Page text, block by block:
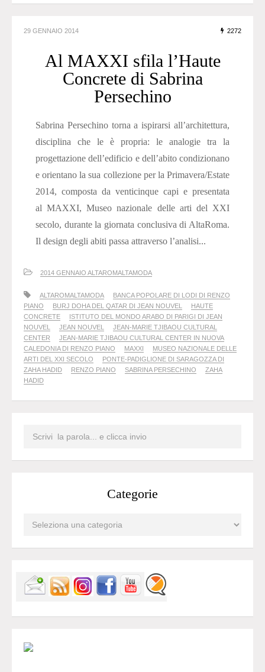
29 GENNAIO 2014 2272
Al MAXXI sfila l’Haute
Concrete di Sabrina
Persechino
Sabrina Persechino torna a ispirarsi all’architettura,
disciplina che le è propria: le analogie tra la
progettazione dell’edificio e dell’abito condizionano
e orientano la sua collezione per la Primavera/Estate
2014, composta da venticinque capi e presentata
al MAXXI, Museo nazionale delle arti del XXI
secolo, durante la giornata conclusiva di AltaRoma.
Il design degli abiti passa attraverso l’analisi...
2014 GENNAIO ALTAROMALTAMODA
ALTAROMALTAMODA
BANCA POPOLARE DI LODI DI RENZO
PIANO
BURJ DOHA DEL QATAR DI JEAN NOUVEL
HAUTE
CONCRETE
ISTITUTO DEL MONDO ARABO DI PARIGI DI JEAN
NOUVEL
JEAN NOUVEL
JEAN-MARIE TJIBAOU CULTURAL
CENTER
JEAN-MARIE TJIBAOU CULTURAL CENTER IN NUOVA
CALEDONIA DI RENZO PIANO
MAXXI
MUSEO NAZIONALE DELLE
ARTI DEL XXI SECOLO
PONTE-PADIGLIONE DI SARAGOZZA DI
ZAHA HADID
RENZO PIANO SABRINA PERSECHINO
ZAHA
HADID
Categorie